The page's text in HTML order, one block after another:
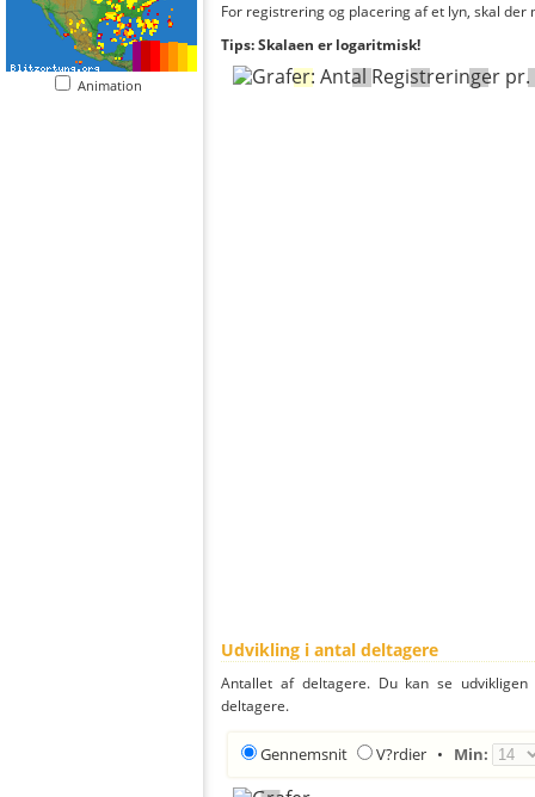
Animation
For registrering og placering af et lyn, skal
Tips: Skalaen er logaritmisk!
Udvikling i antal deltagere
Antallet af deltagere. Du kan se
deltagere.
Gennemsnit V?rdier • Min: